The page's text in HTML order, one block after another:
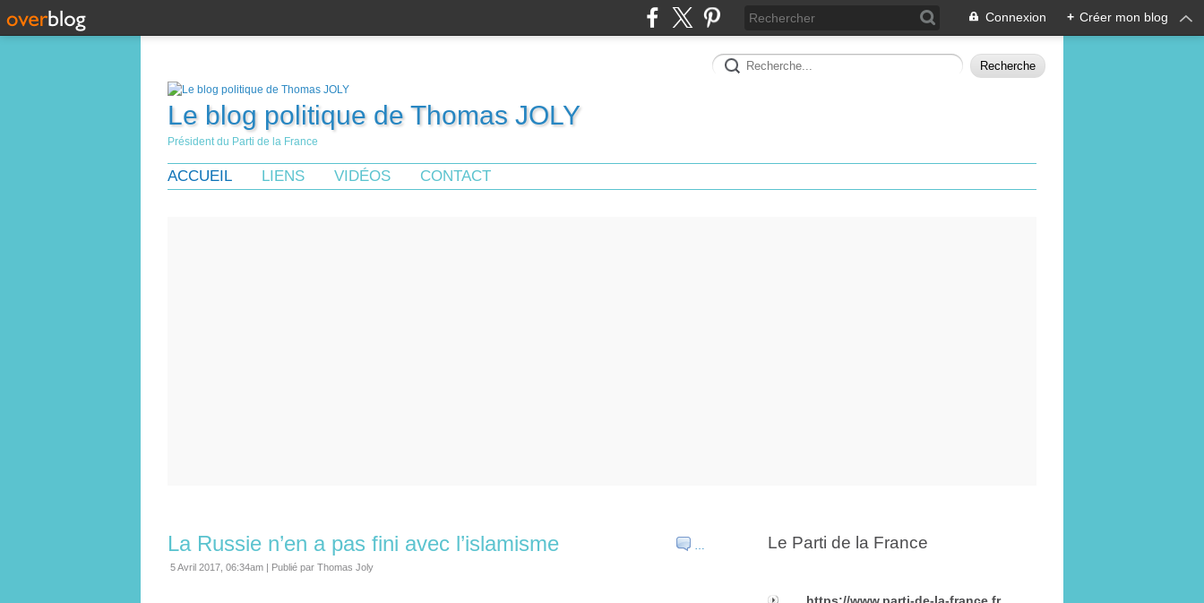
Connexion + Créer mon blog
Le blog politique de Thomas JOLY
Président du Parti de la France
ACCUEIL LIENS VIDÉOS CONTACT
…
La Russie n’en a pas fini avec l’islamisme
5 Avril 2017, 06:34am | Publié par Thomas Joly
Le Parti de la France